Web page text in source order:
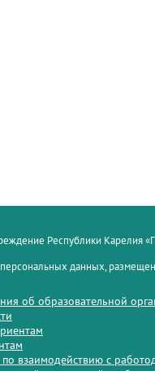
Республики Карелия
данных,
об образовательной
по взаимодействию с